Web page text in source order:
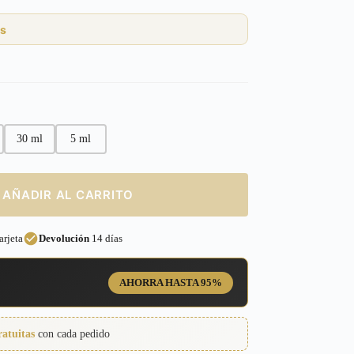
30 ml 5 ml
AÑADIR AL CARRITO
Devolución14 días
AHORRA HASTA 95%
con cada pedido